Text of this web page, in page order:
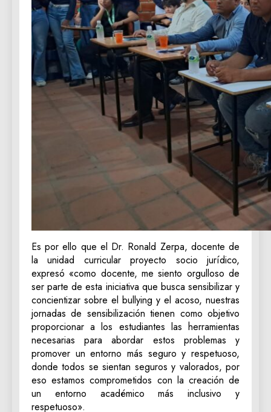
Es por ello que el Dr. Ronald Zerpa, docente de
la unidad curricular proyecto socio jurídico,
expresó «como docente, me siento orgulloso de
ser parte de esta iniciativa que busca sensibilizar y
concientizar sobre el bullying y el acoso, nuestras
jornadas de sensibilización tienen como objetivo
proporcionar a los estudiantes las herramientas
necesarias para abordar estos problemas y
promover un entorno más seguro y respetuoso,
donde todos se sientan seguros y valorados, por
eso estamos comprometidos con la creación de
un entorno académico más inclusivo y
respetuoso».